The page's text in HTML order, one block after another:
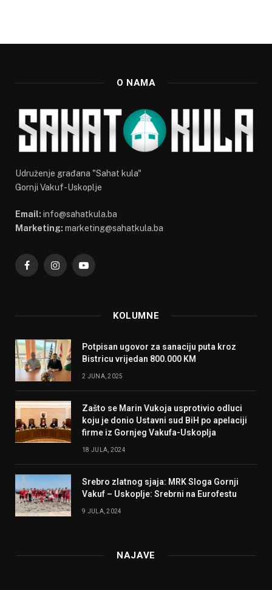
O NAMA
Udruženje građana "Sahat kula"
Gornji Vakuf-Uskoplje
Email: info@sahatkula.ba
Marketing: marketing@sahatkula.ba
FacebookInstagramYouTube
KOLUMNE
Potpisan ugovor za sanaciju puta kroz
Bistricu vrijedan 800.000 KM
2 JUNA, 2025
Zašto se Marin Vukoja usprotivio odluci
koju je donio Ustavni sud BiH po apelaciji
firme iz Gornjeg Vakufa-Uskoplja
18 JULA, 2024
Srebro zlatnog sjaja: MRK Sloga Gornji
Vakuf – Uskoplje: Srebrni na Eurofestu
9 JULA, 2024
NAJAVE